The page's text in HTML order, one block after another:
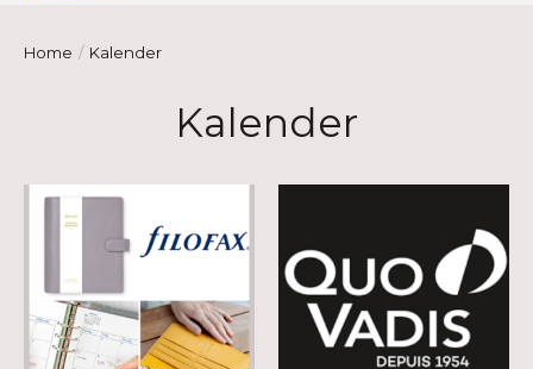
Home / Kalender
Kalender